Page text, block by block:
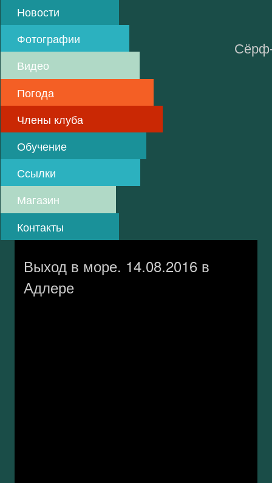
content
Новости
Фотографии
Видео
Погода
Члены клуба
Обучение
Ссылки
Магазин
Контакты
Выход в море. 14.08.2016 в
Адлере